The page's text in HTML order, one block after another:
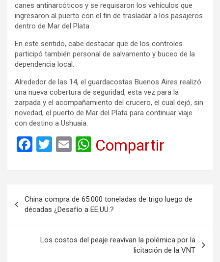
canes antinarcóticos y se requisaron los vehículos que
ingresaron al puerto con el fin de trasladar a los pasajeros
dentro de Mar del Plata.
En este sentido, cabe destacar que de los controles
participó también personal de salvamento y buceo de la
dependencia local.
Alrededor de las 14, el guardacostas Buenos Aires realizó
una nueva cobertura de seguridad, esta vez para la
zarpada y el acompañamiento del crucero, el cual dejó, sin
novedad, el puerto de Mar del Plata para continuar viaje
con destino a Ushuaia.
F
ce
b
o
o
T
tt
E
ail
W
at
s
A
p
p
Compartir
de
entradas
China compra de 65.000 toneladas de trigo luego de
décadas ¿Desafío a EE.UU.?
Los costos del peaje reavivan la polémica por la
licitación de la VNT